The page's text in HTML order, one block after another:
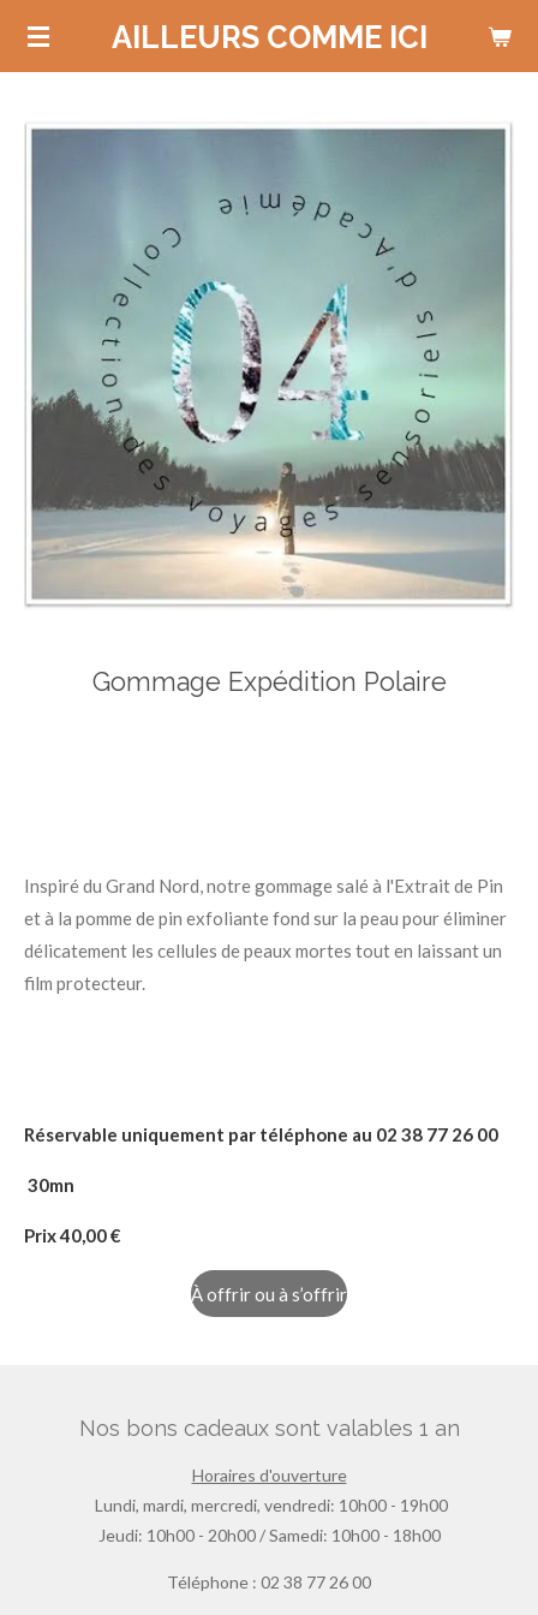
Passer
principal
AILLEURS COMME ICI
Gommage Expédition Polaire
Inspiré du Grand Nord, notre gommage salé à l'Extrait de Pin
et à la pomme de pin exfoliante fond sur la peau pour éliminer
délicatement les cellules de peaux mortes tout en laissant un
film protecteur.
Réservable uniquement par téléphone au 02 38 77 26 00
30mn
Prix 40,00 €
À offrir ou à s’offrir
Nos bons cadeaux sont valables 1 an
Horaires d'ouverture
Lundi, mardi, mercredi, vendredi: 10h00 - 19h00
Jeudi: 10h00 - 20h00 / Samedi: 10h00 - 18h00
Téléphone : 02 38 77 26 00